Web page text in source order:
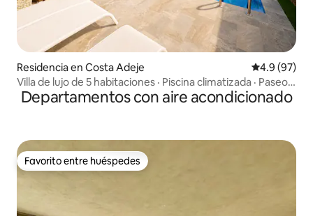
Residencia en Costa Adeje Calificación
4.9 (97)
Villa de lujo de 5 habitaciones · Piscina climatizada · Paseo
hasta la playa
Departamentos con aire acondicionado
Favorito entre huéspedes
Favorito entre huéspedes